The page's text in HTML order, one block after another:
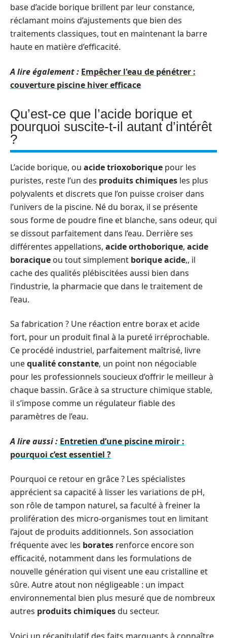
base d’acide borique brillent par leur constance,
réclamant moins d’ajustements que bien des
traitements classiques, tout en maintenant la barre
haute en matière d’efficacité.
A lire également : Empêcher l'eau de pénétrer :
couverture piscine hiver efficace
Qu’est-ce que l’acide borique et
pourquoi suscite-t-il autant d’intérêt
?
L’acide borique, ou acide trioxoborique pour les
puristes, reste l’un des produits chimiques les plus
polyvalents et discrets que l’on puisse croiser dans
l’univers de la piscine. Né du borax, il se présente
sous forme de poudre fine et blanche, sans odeur, qui
se dissout parfaitement dans l’eau. Derrière ses
différentes appellations, acide orthoborique, acide
boracique ou tout simplement borique acide,, il
cache des qualités plébiscitées aussi bien dans
l’industrie, la pharmacie que dans le traitement de
l’eau.
Sa fabrication ? Une réaction entre borax et acide
fort, pour un produit final à la pureté irréprochable.
Ce procédé industriel, parfaitement maîtrisé, livre
unequalité constante, un point non négociable
pour les professionnels soucieux d’offrir le meilleur à
chaque bassin. Grâce à sa structure chimique stable,
il s’impose comme un régulateur fiable des
paramètres de l’eau.
A lire aussi : Entretien d’une piscine miroir :
pourquoi c’est essentiel ?
Pourquoi ce retour en grâce ? Les spécialistes
apprécient sa capacité à lisser les variations de pH,
son rôle de tampon naturel, sa faculté à freiner la
prolifération des micro-organismes tout en limitant
l’ajout de produits additionnels. Son association
fréquente avec les borates renforce encore son
efficacité, notamment dans les formulations de
nouvelle génération qui visent une eau cristalline et
sûre. Autre atout non négligeable : un impact
environnemental bien plus mesuré que de nombreux
autres produits chimiquesdu secteur.
Voici un récapitulatif des faits marquants à connaître